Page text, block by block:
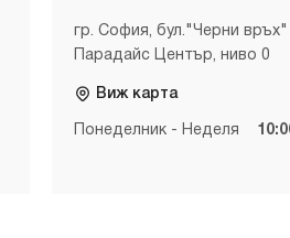
гр. София, бул."Черни
Парадайс Център, ниво 0
Виж карта
Понеделник - Неделя